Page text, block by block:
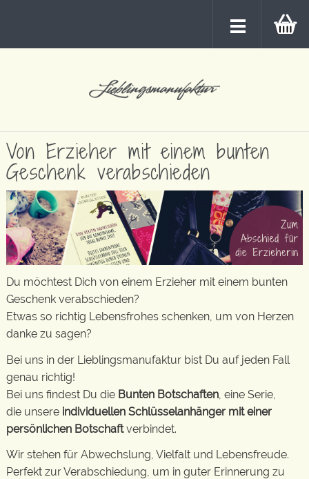
Von Erzieher mit einem bunten
Geschenk verabschieden
Du möchtest Dich von einem Erzieher mit einem bunten
Geschenk verabschieden?
Etwas so richtig Lebensfrohes schenken, um von Herzen
danke zu sagen?
Bei uns in der Lieblingsmanufaktur bist Du auf jeden Fall
genau richtig!
Bei uns findest Du die Bunten Botschaften , eine Serie,
die unsere individuellen Schlüsselanhänger mit einer
persönlichen Botschaftverbindet.
Wir stehen für Abwechslung, Vielfalt und Lebensfreude.
Perfekt zur Verabschiedung, um in guter Erinnerung zu